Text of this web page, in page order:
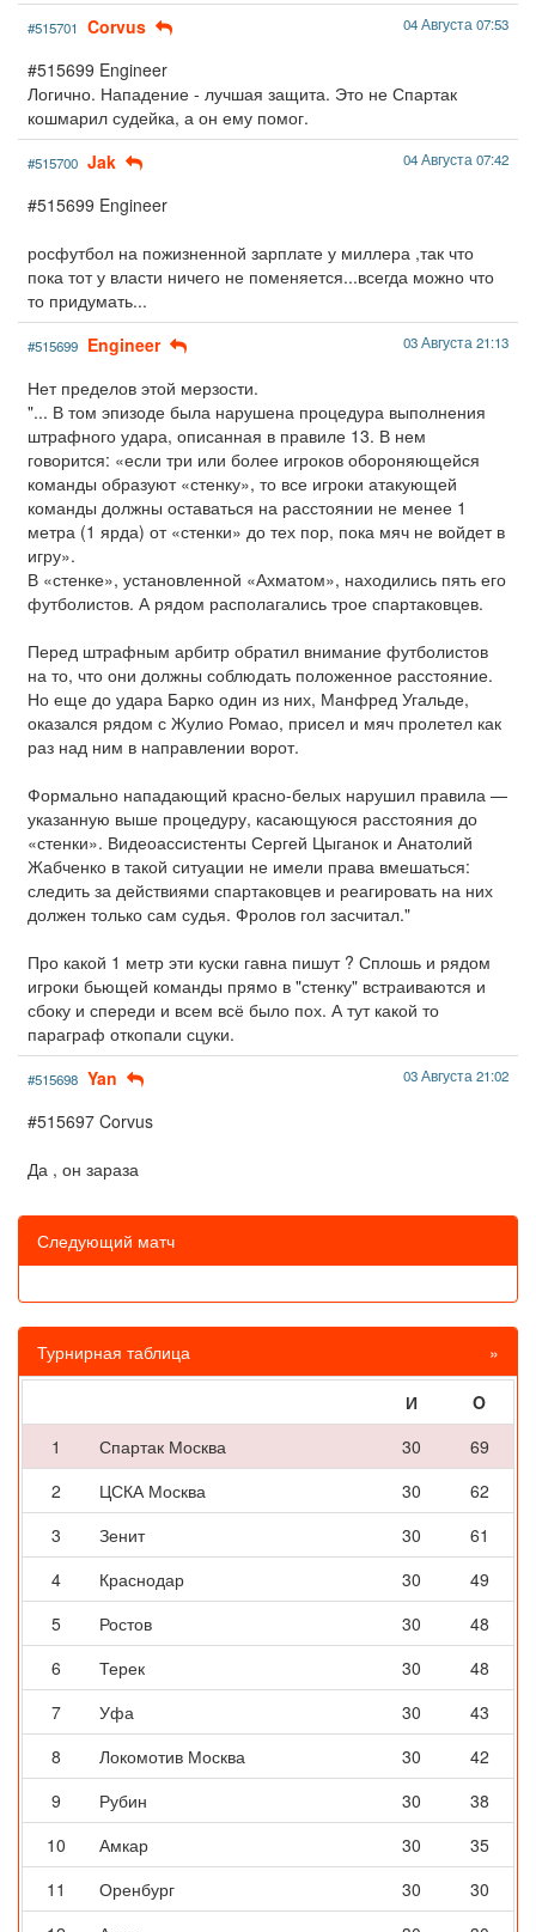
#515701 Corvus 04 Августа 07:53
#515699 Engineer
Логично. Нападение - лучшая защита. Это не Спартак
кошмарил судейка, а он ему помог.
#515700 Jak 04 Августа 07:42
#515699 Engineer
росфутбол на пожизненной зарплате у миллера ,так что
пока тот у власти ничего не поменяется...всегда можно что
то придумать...
#515699 Engineer 03 Августа 21:13
Нет пределов этой мерзости.
"... В том эпизоде была нарушена процедура выполнения
штрафного удара, описанная в правиле 13. В нем
говорится: «если три или более игроков обороняющейся
команды образуют «стенку», то все игроки атакующей
команды должны оставаться на расстоянии не менее 1
метра (1 ярда) от «стенки» до тех пор, пока мяч не войдет в
игру».
В «стенке», установленной «Ахматом», находились пять его
футболистов. А рядом располагались трое спартаковцев.
Перед штрафным арбитр обратил внимание футболистов
на то, что они должны соблюдать положенное расстояние.
Но еще до удара Барко один из них, Манфред Угальде,
оказался рядом с Жулио Ромао, присел и мяч пролетел как
раз над ним в направлении ворот.
Формально нападающий красно-белых нарушил правила —
указанную выше процедуру, касающуюся расстояния до
«стенки». Видеоассистенты Сергей Цыганок и Анатолий
Жабченко в такой ситуации не имели права вмешаться:
следить за действиями спартаковцев и реагировать на них
должен только сам судья. Фролов гол засчитал."
Про какой 1 метр эти куски гавна пишут ? Сплошь и рядом
игроки бьющей команды прямо в "стенку" встраиваются и
сбоку и спереди и всем всё было пох. А тут какой то
параграф откопали сцуки.
#515698 Yan 03 Августа 21:02
#515697 Corvus
Да , он зараза
Следующий матч
Турнирная таблица »
И
O
1
Спартак Москва 30
69
2
ЦСКА Москва 30
62
3
Зенит 30
61
4
Краснодар 30
49
5
Ростов 30
48
6
Терек 30
48
7
Уфа 30
43
8
Локомотив Москва 30
42
9
Рубин 30
38
10
Амкар 30
35
11
Оренбург 30
30